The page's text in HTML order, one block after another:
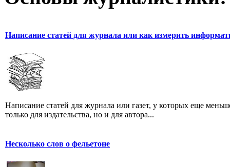
Написание статей для журнала или как измерить
Написание статей для журнала или газет, у которых еще
только для издательства, но и для автора...
Несколько слов о фельетоне